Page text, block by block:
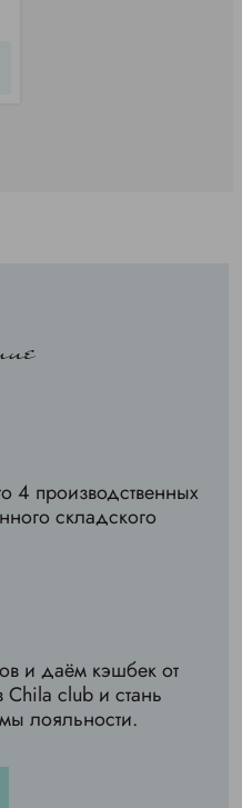
4 производственных
складского
и даём кэшбек от
Chila club и стань
лояльности.